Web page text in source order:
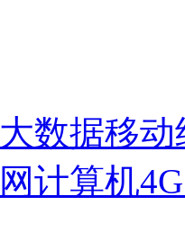
大数据移动
计算机